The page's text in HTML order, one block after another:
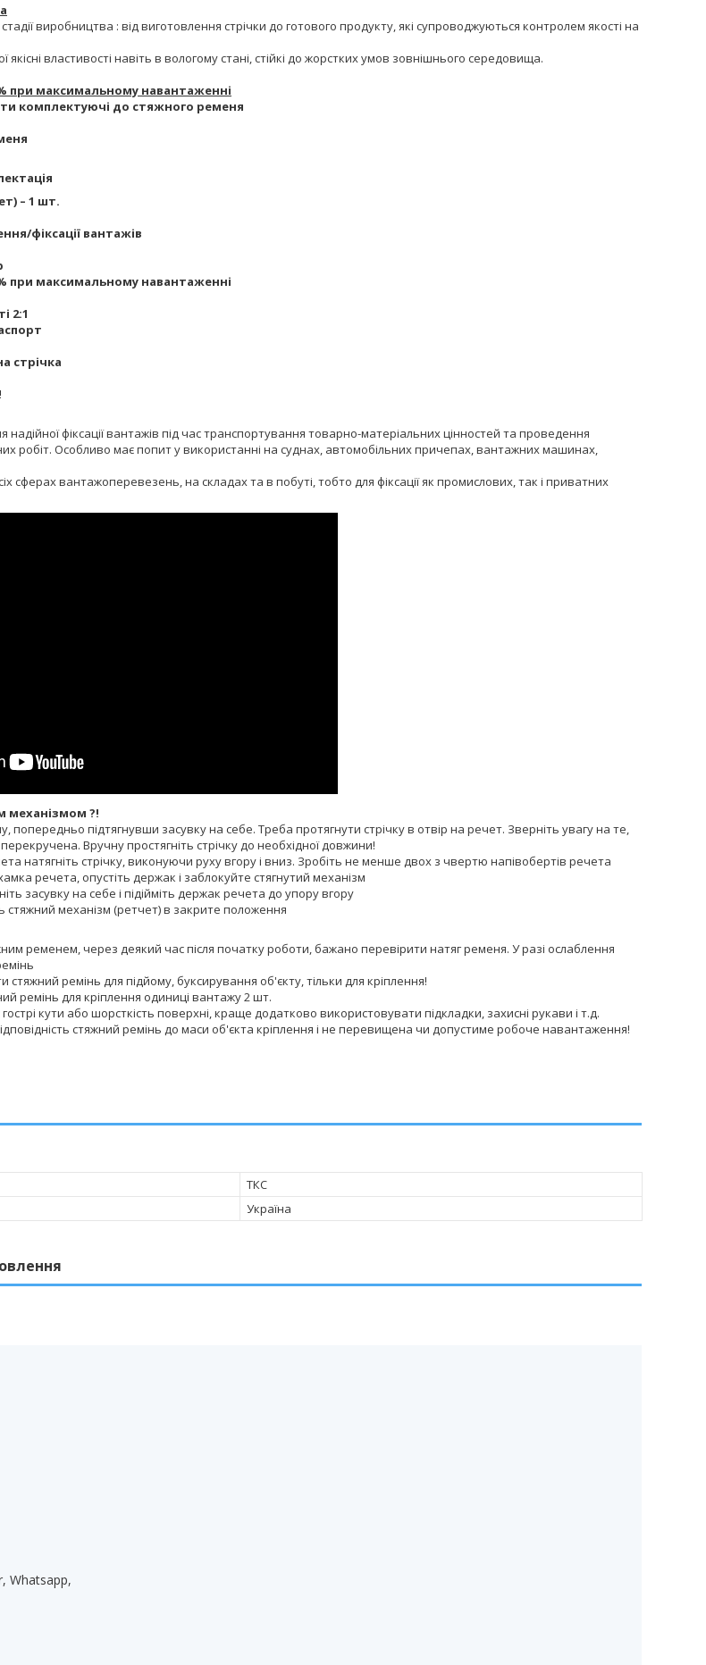
виробництва : від виготовлення стрічки до готового продукту, які супроводжуються контролем якості на
якісні властивості навіть в вологому стані, стійкі до жорстких умов зовнішнього середовища.
при максимальному навантаженні
комплектуючі до стяжного ременя
– 1 шт.
фіксації вантажів
при максимальному навантаженні
2:1
стрічка
надійної фіксації вантажів під час транспортування товарно-матеріальних цінностей та проведення
робіт. Особливо має попит у використанні на суднах, автомобільних причепах, вантажних машинах,
сферах вантажоперевезень, на складах та в побуті, тобто для фіксації як промислових, так і приватних
механізмом ?!
попередньо підтягнувши засувку на себе. Треба протягнути стрічку в отвір на речет. Зверніть увагу на те,
Вручну простягніть стрічку до необхідної довжини!
натягніть стрічку, виконуючи руху вгору і вниз. Зробіть не менше двох з чвертю напівобертів речета
речета, опустіть держак і заблокуйте стягнутий механізм
засувку на себе і підійміть держак речета до упору вгору
стяжний механізм (ретчет) в закрите положення
ременем, через деякий час після початку роботи, бажано перевірити натяг ременя. У разі ослаблення
ремінь для підйому, буксирування об'єкту, тільки для кріплення!
ремінь для кріплення одиниці вантажу 2 шт.
кути або шорсткість поверхні, краще додатково використовувати підкладки, захисні рукави і т.д.
стяжний ремінь до маси об'єкта кріплення і не перевищена чи допустиме робоче навантаження!
ТКС
Україна
Whatsapp,